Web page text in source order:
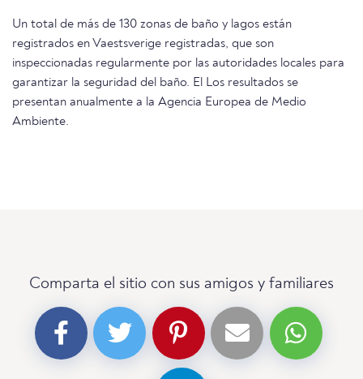
Un total de más de 130 zonas de baño y lagos están
registrados en Vaestsverige registradas, que son
inspeccionadas regularmente por las autoridades locales para
garantizar la seguridad del baño. El Los resultados se
presentan anualmente a la Agencia Europea de Medio
Ambiente.
Comparta el sitio con sus amigos y familiares